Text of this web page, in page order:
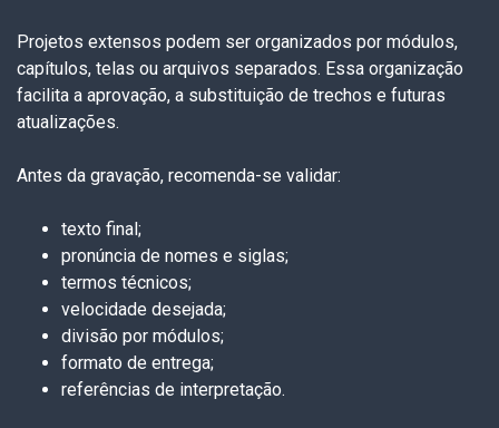
Projetos extensos podem ser organizados por módulos,
capítulos, telas ou arquivos separados. Essa organização
facilita a aprovação, a substituição de trechos e futuras
atualizações.
Antes da gravação, recomenda-se validar:
texto final;
pronúncia de nomes e siglas;
termos técnicos;
velocidade desejada;
divisão por módulos;
formato de entrega;
referências de interpretação.